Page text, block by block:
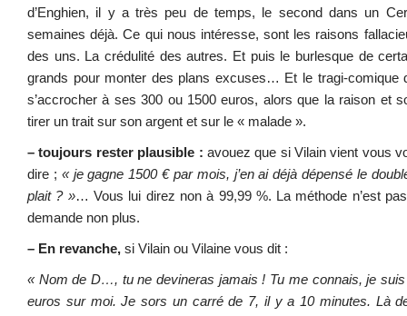
d’Enghien, il y a très peu de temps, le second dans un
semaines déjà. Ce qui nous intéresse, sont les raisons
des uns. La crédulité des autres. Et puis le burlesque de
grands pour monter des plans excuses… Et le tragi-comique
s’accrocher à ses 300 ou 1500 euros, alors que la raison et
tirer un trait sur son argent et sur le « malade ».
– toujours rester plausible : avouez que si Vilain vient vous
dire ; « je gagne 1500 € par mois, j’en ai déjà dépensé le
plait ? »… Vous lui direz non à 99,99 %. La méthode n’est
demande non plus.
– En revanche, si Vilain ou Vilaine vous dit :
« Nom de D…, tu ne devineras jamais ! Tu me connais, je suis
euros sur moi. Je sors un carré de 7, il y a 10 minutes. Là